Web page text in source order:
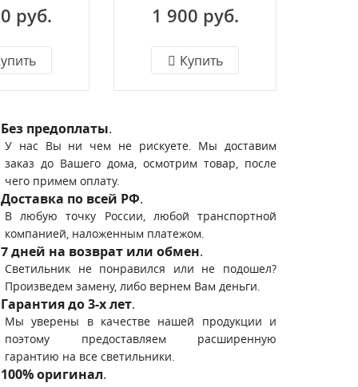
1-26W4K-S-
руб.
Vuoro TR003-1-15W4K-
W-W
1 900 руб.
Купить
Без предоплаты.
У нас Вы ни чем не рискуете. Мы доставим
заказ до Вашего дома, осмотрим товар, после
чего примем оплату.
Доставка по всей РФ.
В любую точку России, любой транспортной
компанией, наложенным платежом.
7 дней на возврат или обмен.
Светильник не понравился или не подошел?
Произведем замену, либо вернем Вам деньги.
Гарантия до 3-х лет.
Мы уверены в качестве нашей продукции и
поэтому предоставляем расширенную
гарантию на все светильники.
100% оригинал.